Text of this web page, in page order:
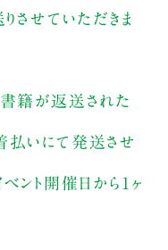
させていただきま
籍が返送された
払いにて発送させ
ント開催日から1ヶ